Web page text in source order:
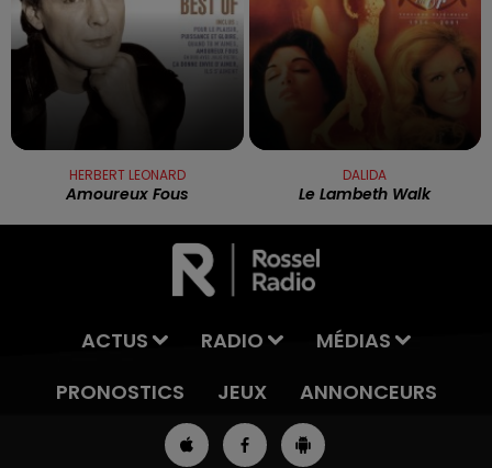
HERBERT LEONARD
Amoureux Fous
DALIDA
Le Lambeth Walk
ACTUS RADIO
MÉDIAS
PRONOSTICS
JEUX ANNONCEURS